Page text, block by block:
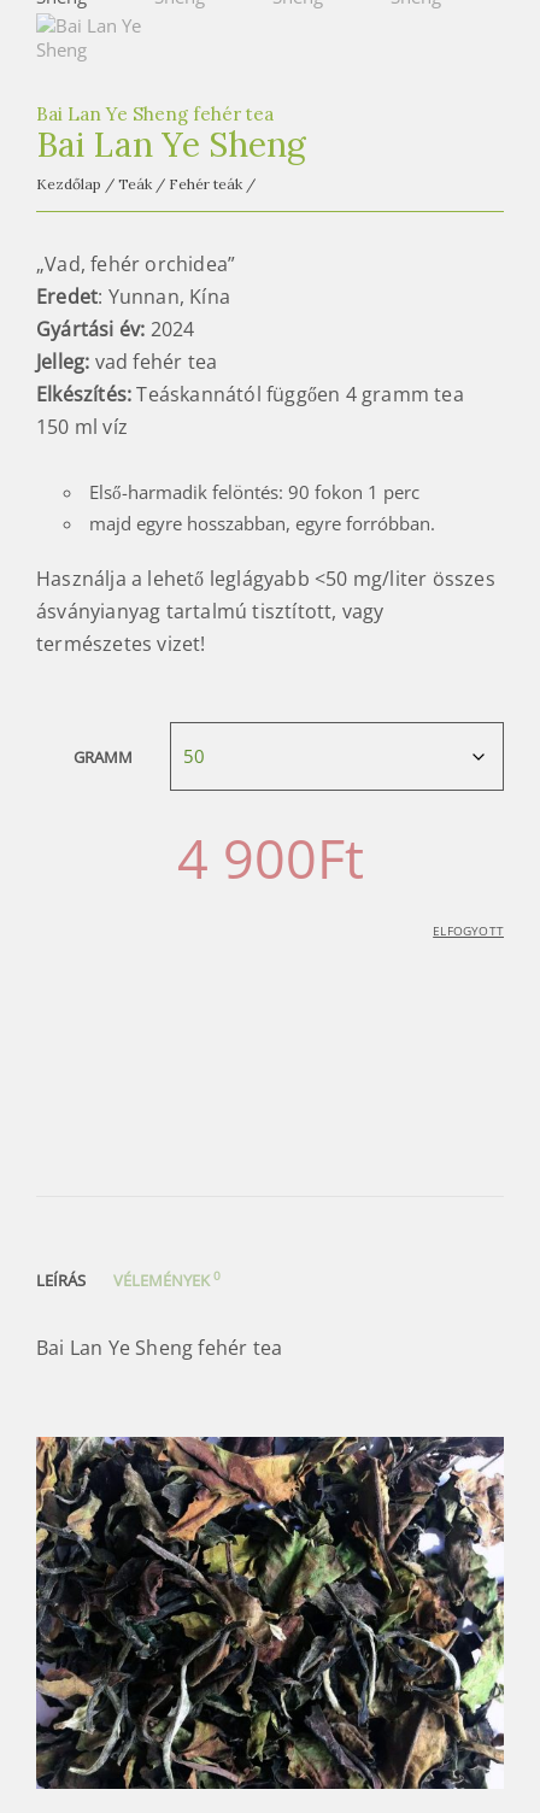
t
e
a
h
á
z
Bai Lan Ye Sheng fehér tea
Bai Lan Ye Sheng
Kezdőlap / Teák / Fehér teák /
„Vad, fehér orchidea”
Eredet: Yunnan, Kína
Gyártási év: 2024
Jelleg: vad fehér tea
Elkészítés:Teáskannától függően 4 gramm tea
150 ml víz
Első-harmadik felöntés: 90 fokon 1 perc
majd egyre hosszabban, egyre forróbban.
Használja a lehető leglágyabb <50 mg/liter összes
ásványianyag tartalmú tisztított, vagy
természetes vizet!
GRAMM
4 900Ft
ELFOGYOTT
LEÍRÁS VÉLEMÉNYEK0
Bai Lan Ye Sheng fehér tea